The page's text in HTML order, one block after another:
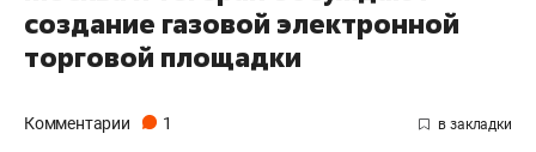
создание газовой электронной
торговой площадки
Комментарии 1